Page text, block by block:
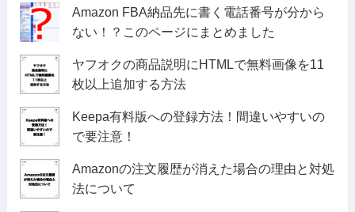
Amazon FBA納品先に書く電話番号が分から
ない！？このページにまとめました
ヤフオクの商品説明にHTMLで無料画像を11
枚以上追加する方法
Keepa有料版への登録方法！間違いやすいの
で要注意！
Amazonの注文履歴が消えた場合の理由と対処
法について